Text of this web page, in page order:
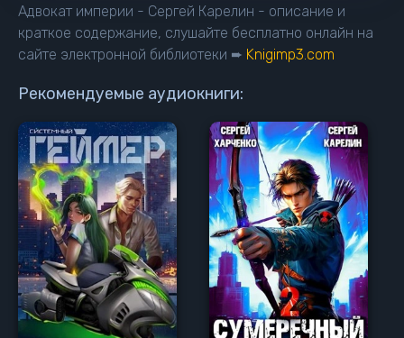
15
16
19
20
21
22
23
24
25
Адвокат империи - Сергей Карелин - описание и
краткое содержание, слушайте бесплатно онлайн на
сайте электронной библиотеки ➨ Knigimp3.com
Рекомендуемые аудиокниги: